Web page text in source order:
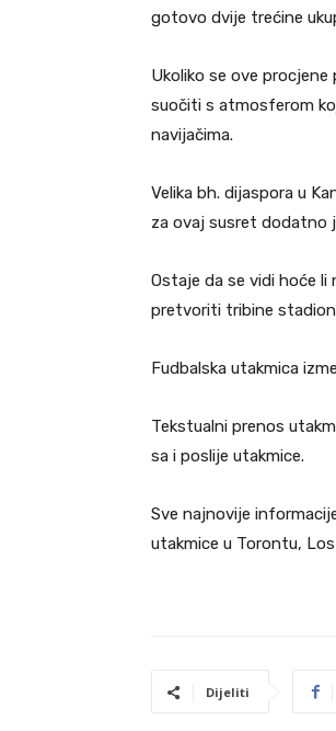
gotovo dvije trećine
Ukoliko se ove
suočiti s atmosferom
navijačima.
Velika bh. dijaspora u
za ovaj susret dodatno
Ostaje da se vidi hoće
pretvoriti tribine
Fudbalska utakmica
Tekstualni prenos
sa i poslije utakmice.
Sve najnovije
utakmice u Torontu,
Dijeliti